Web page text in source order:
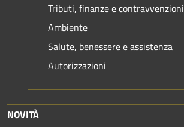
Tributi, finanze e contravvenzioni
Ambiente
Salute, benessere e assistenza
Autorizzazioni
NOVITÀ